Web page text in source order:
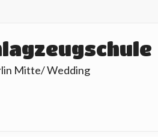
Mitte/ Wedding